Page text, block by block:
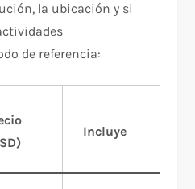
la ubicación y si
de referencia:
Incluye